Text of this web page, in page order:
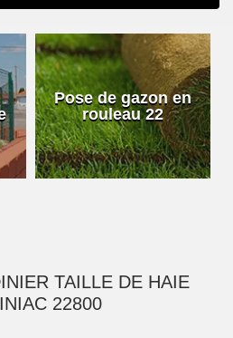
Pose de gazon en
rouleau 22
TAILLE DE HAIE
22800